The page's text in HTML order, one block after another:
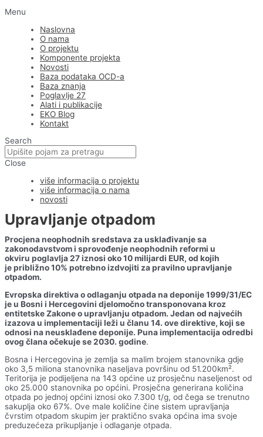
Menu
Naslovna
O nama
O projektu
Komponente projekta
Novosti
Baza podataka OCD-a
Baza znanja
Poglavlje 27
Alati i publikacije
EKO Blog
Kontakt
Search
Close
više informacija o projektu
više informacija o nama
novosti
Upravljanje otpadom
Procjena neophodnih sredstava za usklađivanje sa
zakonodavstvom i sprovođenje neophodnih reformi u
okviru poglavlja 27 iznosi oko 10 milijardi EUR, od kojih
je približno 10% potrebno izdvojiti za pravilno upravljanje
otpadom.
Evropska direktiva o odlaganju otpada na deponije 1999/31/EC
je u Bosni i Hercegovini djelomočno transponovana kroz
entitetske Zakone o upravljanju otpadom. Jedan od najvećih
izazova u implementaciji leži u članu 14. ove direktive, koji se
odnosi na neusklađene deponije. Puna implementacija odredbi
ovog člana očekuje se 2030. godine.
Bosna i Hercegovina je zemlja sa malim brojem stanovnika gdje
oko 3,5 miliona stanovnika naseljava površinu od 51.200km².
Teritorija je podijeljena na 143 općine uz prosječnu naseljenost od
oko 25.000 stanovnika po općini. Prosječna generirana količina
otpada po jednoj općini iznosi oko 7.300 t/g, od čega se trenutno
sakuplja oko 67%. Ove male količine čine sistem upravljanja
čvrstim otpadom skupim jer praktično svaka općina ima svoje
preduzećeza prikupljanje i odlaganje otpada.